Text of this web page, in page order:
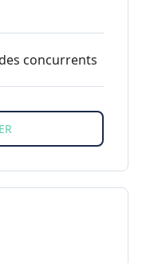
concurrents